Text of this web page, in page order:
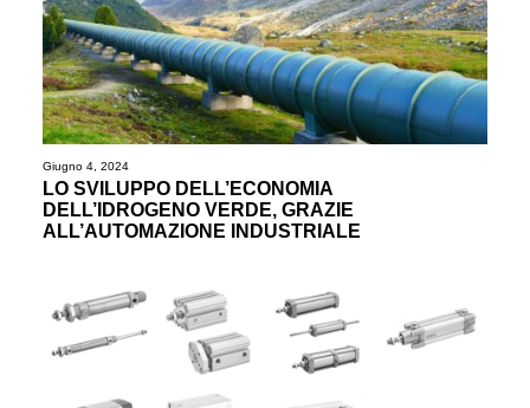
Giugno 4, 2024
LO SVILUPPO DELL’ECONOMIA
DELL’IDROGENO VERDE, GRAZIE
ALL’AUTOMAZIONE INDUSTRIALE